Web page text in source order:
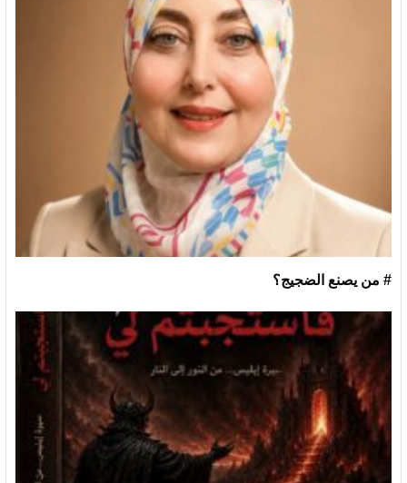
# من يصنع الضجيج؟